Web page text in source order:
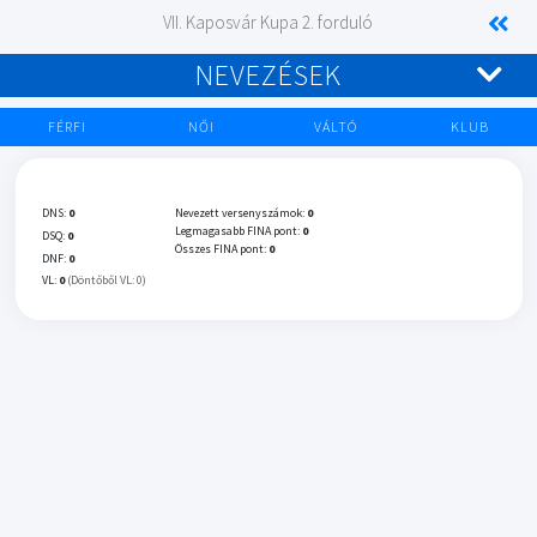
VII. Kaposvár Kupa 2. forduló
NEVEZÉSEK
FÉRFI NŐI VÁLTÓ KLUB
DNS: 0
DSQ: 0
DNF: 0
VL: 0 (Döntőből VL: 0)
Nevezett versenyszámok: 0
Legmagasabb FINA pont: 0
Összes FINA pont: 0